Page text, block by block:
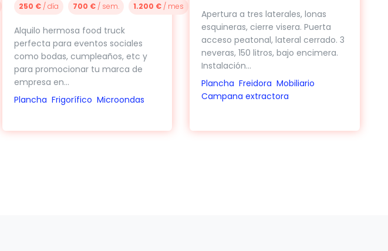
250 €/ día 700 €/ sem. 1.200 €/ mes
Alquilo hermosa food truck
perfecta para eventos sociales
como bodas, cumpleaños, etc y
para promocionar tu marca de
empresa en...
Plancha Frigorífico Microondas
Apertura a tres laterales, lonas
esquineras, cierre visera. Puerta
acceso peatonal, lateral cerrado. 3
neveras, 150 litros, bajo encimera.
Instalación...
Plancha Freidora Mobiliario
Campana extractora